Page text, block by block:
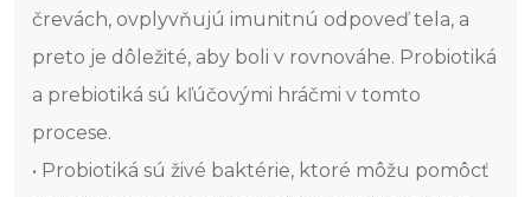
črevách, ovplyvňujú imunitnú odpoveď tela, a
preto je dôležité, aby boli v rovnováhe. Probiotiká
a prebiotiká sú kľúčovými hráčmi v tomto
procese.
• Probiotiká sú živé baktérie, ktoré môžu pomôcť